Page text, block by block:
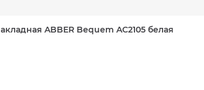
ABBER Bequem AC2105 белая